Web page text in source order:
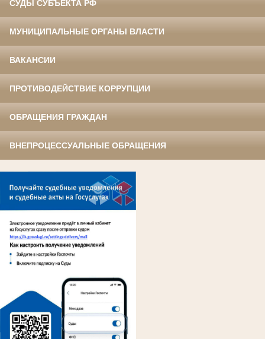
СУДЫ СУБЪЕКТА РФ
МУНИЦИПАЛЬНЫЕ ОРГАНЫ ВЛАСТИ
ВАКАНСИИ
ПРОТИВОДЕЙСТВИЕ КОРРУПЦИИ
ОБРАЩЕНИЯ ГРАЖДАН
ВНЕПРОЦЕССУАЛЬНЫЕ ОБРАЩЕНИЯ